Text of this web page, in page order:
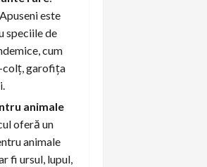
este
speciile de
cum
colț, garofița
animale
oferă un
animale
fi ursul, lupul,